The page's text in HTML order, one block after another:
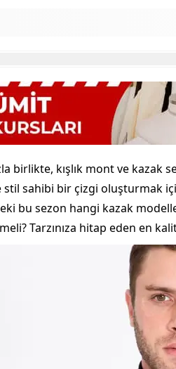
birlikte, kışlık mont ve
sahibi bir çizgi oluşturmak
bu sezon hangi kazak
Tarzınıza hitap eden en